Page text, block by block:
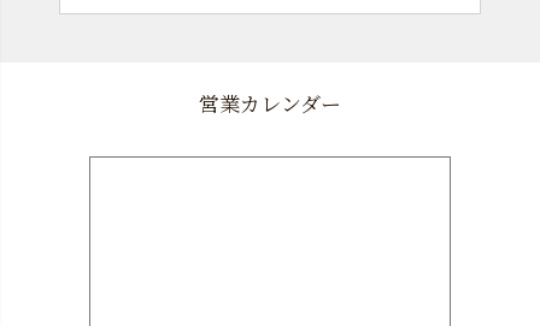
営業カレンダー